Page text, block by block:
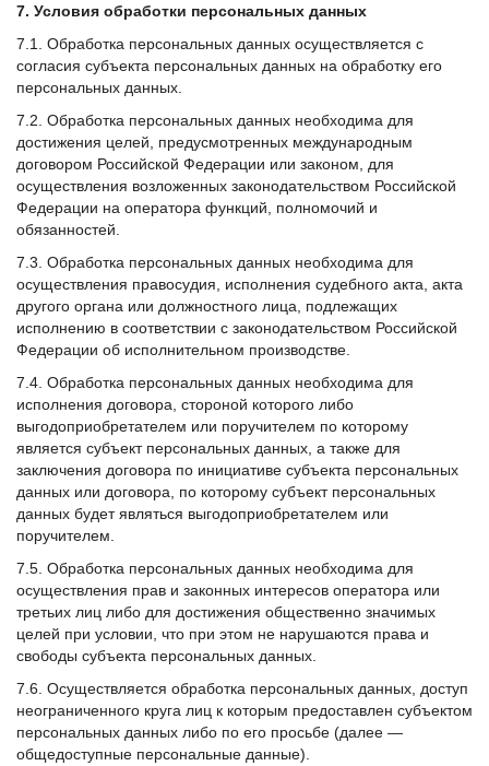
7. Условия обработки персональных данных
7.1. Обработка персональных данных осуществляется с
согласия субъекта персональных данных на обработку его
персональных данных.
7.2. Обработка персональных данных необходима для
достижения целей, предусмотренных международным
договором Российской Федерации или законом, для
осуществления возложенных законодательством Российской
Федерации на оператора функций, полномочий и
обязанностей.
7.3. Обработка персональных данных необходима для
осуществления правосудия, исполнения судебного акта, акта
другого органа или должностного лица, подлежащих
исполнению в соответствии с законодательством Российской
Федерации об исполнительном производстве.
7.4. Обработка персональных данных необходима для
исполнения договора, стороной которого либо
выгодоприобретателем или поручителем по которому
является субъект персональных данных, а также для
заключения договора по инициативе субъекта персональных
данных или договора, по которому субъект персональных
данных будет являться выгодоприобретателем или
поручителем.
7.5. Обработка персональных данных необходима для
осуществления прав и законных интересов оператора или
третьих лиц либо для достижения общественно значимых
целей при условии, что при этом не нарушаются права и
свободы субъекта персональных данных.
7.6. Осуществляется обработка персональных данных, доступ
неограниченного круга лиц к которым предоставлен субъектом
персональных данных либо по его просьбе (далее —
общедоступные персональные данные).